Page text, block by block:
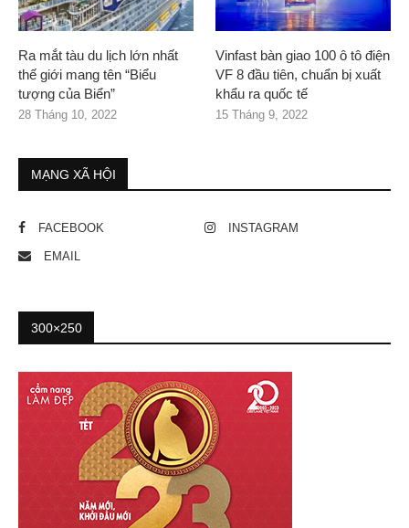
Ra mắt tàu du lịch lớn nhất
thế giới mang tên “Biểu
tượng của Biển”
28 Tháng 10, 2022
Vinfast bàn giao 100 ô tô điện
VF 8 đầu tiên, chuẩn bị xuất
khẩu ra quốc tế
15 Tháng 9, 2022
MẠNG XÃ HỘI
FACEBOOK INSTAGRAM
EMAIL
300×250